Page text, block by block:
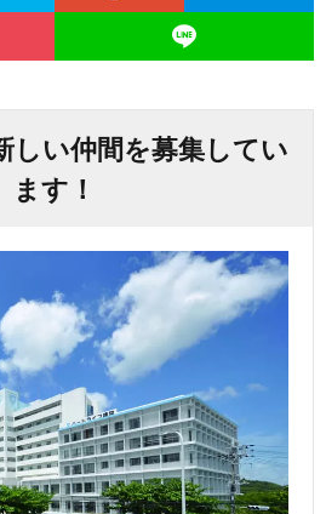
しい仲間を募集してい
ます！